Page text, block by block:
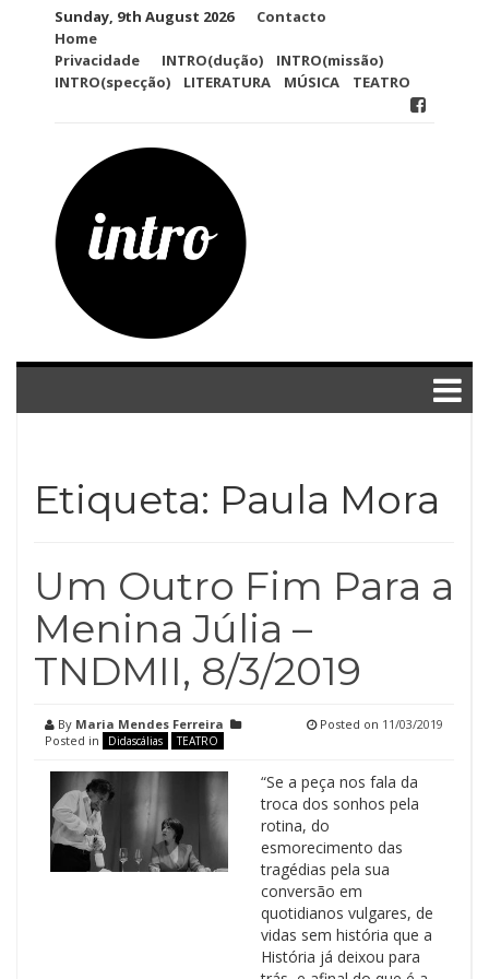
Sunday, 9th August 2026
Contacto
Home
Privacidade
INTRO(dução)
INTRO(missão)
INTRO(specção)
LITERATURA MÚSICA TEATRO
Etiqueta: Paula Mora
Um Outro Fim Para a
Menina Júlia –
TNDMII, 8/3/2019
By Maria Mendes Ferreira
Posted in
Didascálias TEATRO
Posted on 11/03/2019
“Se a peça nos fala da
troca dos sonhos pela
rotina, do
esmorecimento das
tragédias pela sua
conversão em
quotidianos vulgares, de
vidas sem história que a
História já deixou para